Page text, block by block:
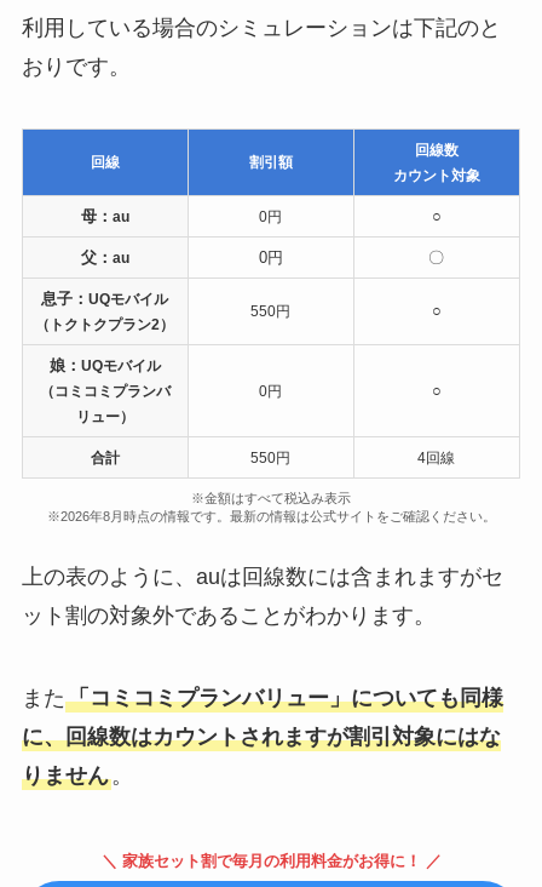
利用している場合のシミュレーションは下記のと
おりです。
回線 割引額
回線数
カウント対象
母： au 0円 ○
父： au 0円 〇
息子：UQモバイル
（トクトクプラン2）
550円 ○
娘： UQモバイル
（コミコミプランバ
リュー）
0円 ○
合計 550円 4回線
※金額はすべて税込み表示
※2026年8月時点の情報です。最新の情報は公式サイトをご確認ください。
上の表のように、auは回線数には含まれますがセ
ット割の対象外であることがわかります。
また「コミコミプランバリュー」についても同様
に、回線数はカウントされますが割引対象にはな
りません。
＼ 家族セット割で毎月の利用料金がお得に！ ／